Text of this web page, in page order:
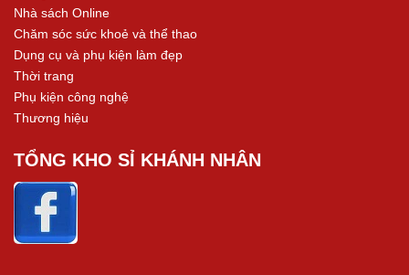
Nhà sách Online
Chăm sóc sức khoẻ và thể thao
Dụng cụ và phụ kiện làm đẹp
Thời trang
Phụ kiện công nghệ
Thương hiệu
TỔNG KHO SỈ KHÁNH NHÂN